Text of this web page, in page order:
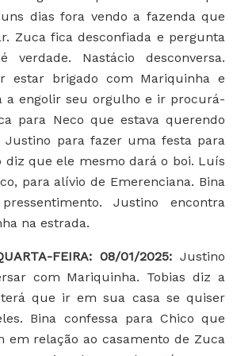
dias fora vendo a fazenda que
Zuca fica desconfiada e pergunta
Nastácio desconversa.
estar brigado com Mariquinha e
a engolir seu orgulho e ir procurá-
para Neco que estava querendo
Justino para fazer uma festa para
diz que ele mesmo dará o boi. Luís
para alívio de Emerenciana. Bina
Justino encontra
na estrada.
FEIRA: 08/01/2025: Justino
com Mariquinha. Tobias diz a
que ir em sua casa se quiser
Bina confessa para Chico que
em relação ao casamento de Zuca